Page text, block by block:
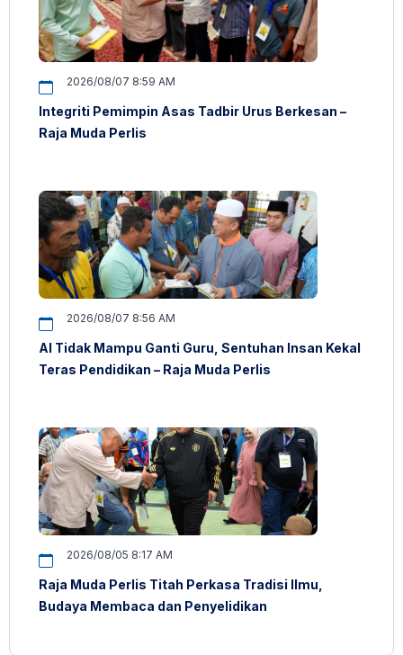
2026/08/07 8:59 AM
Integriti Pemimpin Asas Tadbir Urus Berkesan –
Raja Muda Perlis
2026/08/07 8:56 AM
AI Tidak Mampu Ganti Guru, Sentuhan Insan Kekal
Teras Pendidikan – Raja Muda Perlis
2026/08/05 8:17 AM
Raja Muda Perlis Titah Perkasa Tradisi Ilmu,
Budaya Membaca dan Penyelidikan